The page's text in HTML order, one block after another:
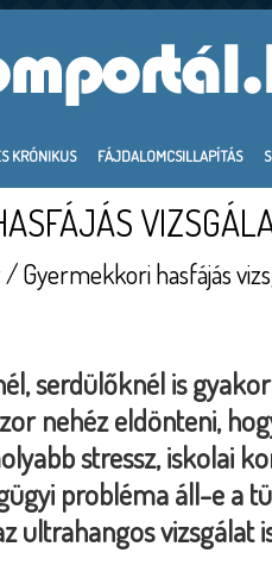
KRÓNIKUS FÁJDALOMCSILLAPÍTÁS
/ Gyermekkori hasfájás
serdülőknél is
nehéz eldönteni,
stressz, iskolai
probléma áll-e a
ultrahangos vizsgálat